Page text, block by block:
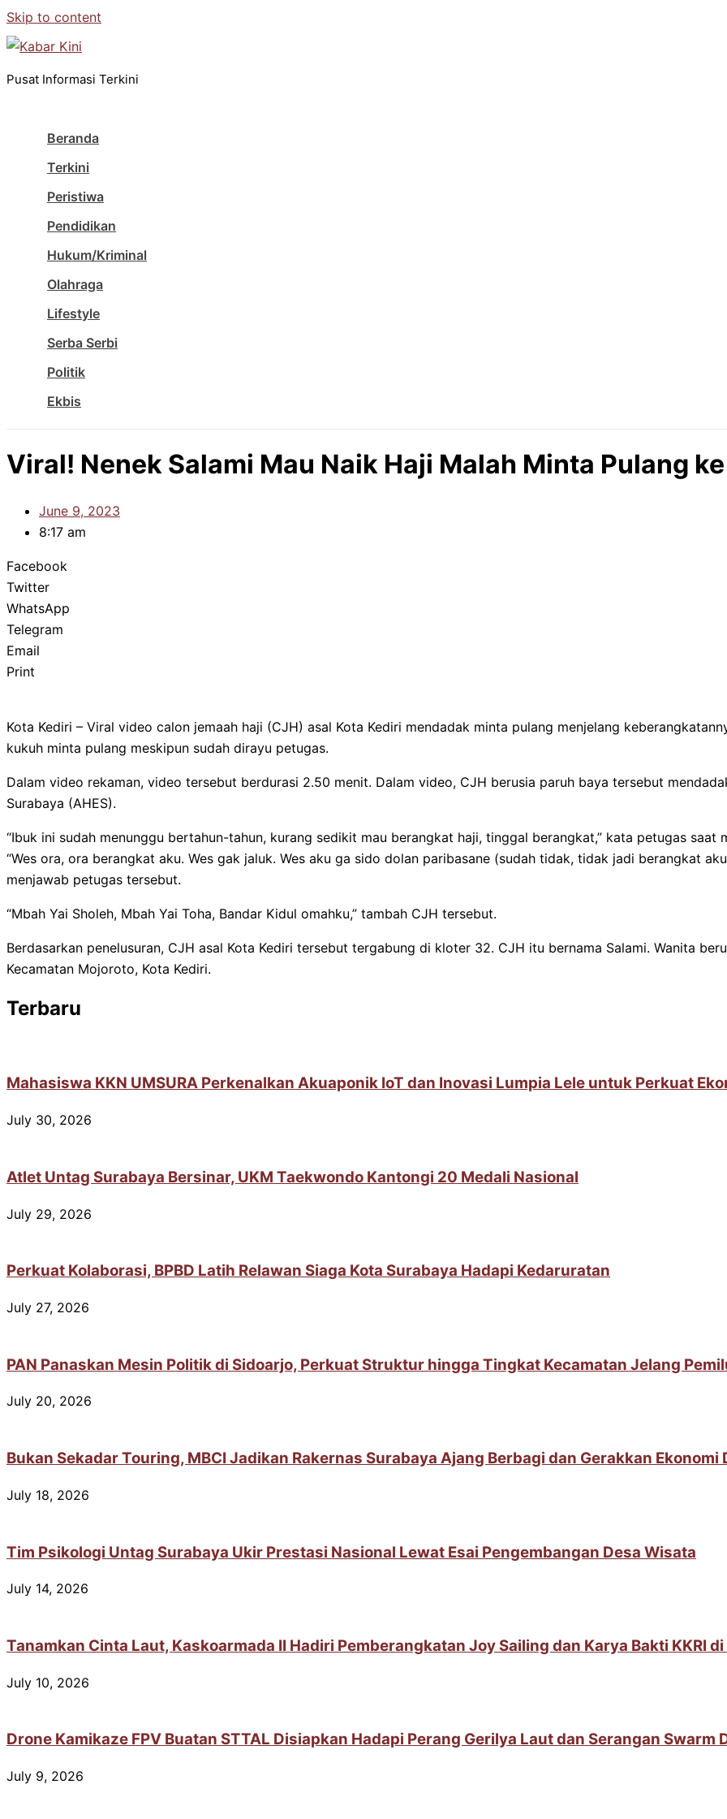
Skip to content
Pusat Informasi Terkini
Beranda
Terkini
Peristiwa
Pendidikan
Hukum/Kriminal
Olahraga
Lifestyle
Serba Serbi
Politik
Ekbis
Viral! Nenek Salami Mau Naik Haji Malah Minta Pulang
June 9, 2023
8:17 am
Facebook
Twitter
WhatsApp
Telegram
Email
Print
Kota Kediri – Viral video calon jemaah haji (CJH) asal Kota Kediri mendadak minta pulang menjelang
kukuh minta pulang meskipun sudah dirayu petugas.
Dalam video rekaman, video tersebut berdurasi 2.50 menit. Dalam video, CJH berusia paruh baya tersebut
Surabaya (AHES).
“Ibuk ini sudah menunggu bertahun-tahun, kurang sedikit mau berangkat haji, tinggal berangkat,” kata petugas
“Wes ora, ora berangkat aku. Wes gak jaluk. Wes aku ga sido dolan paribasane (sudah tidak, tidak jadi berangkat
menjawab petugas tersebut.
“Mbah Yai Sholeh, Mbah Yai Toha, Bandar Kidul omahku,” tambah CJH tersebut.
Berdasarkan penelusuran, CJH asal Kota Kediri tersebut tergabung di kloter 32. CJH itu bernama Salami. Wanita
Kecamatan Mojoroto, Kota Kediri.
Terbaru
Mahasiswa KKN UMSURA Perkenalkan Akuaponik IoT dan Inovasi Lumpia Lele untuk Perkuat
July 30, 2026
Atlet Untag Surabaya Bersinar, UKM Taekwondo Kantongi 20 Medali Nasional
July 29, 2026
Perkuat Kolaborasi, BPBD Latih Relawan Siaga Kota Surabaya Hadapi Kedaruratan
July 27, 2026
PAN Panaskan Mesin Politik di Sidoarjo, Perkuat Struktur hingga Tingkat Kecamatan Jelang
July 20, 2026
Bukan Sekadar Touring, MBCI Jadikan Rakernas Surabaya Ajang Berbagi dan Gerakkan Ekonomi
July 18, 2026
Tim Psikologi Untag Surabaya Ukir Prestasi Nasional Lewat Esai Pengembangan Desa Wisata
July 14, 2026
Tanamkan Cinta Laut, Kaskoarmada II Hadiri Pemberangkatan Joy Sailing dan Karya Bakti KKRI di
July 10, 2026
Drone Kamikaze FPV Buatan STTAL Disiapkan Hadapi Perang Gerilya Laut dan Serangan Swarm
July 9, 2026